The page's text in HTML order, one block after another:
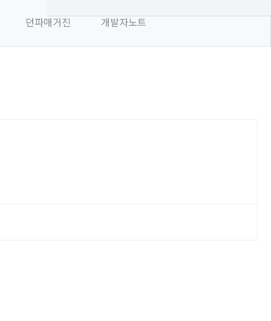
던파매거진 개발자노트